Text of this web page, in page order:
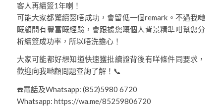
客人再續簽1年喇！
可能大家都驚續簽唔成功，會留低一個remark。不過我哋
嘅顧問有豐富嘅經驗，會跟據您嘅個人背景精準咁幫您分
析續簽成功率，所以唔洗擔心！
大家可能都好想知道快速獲批續證背後有咩條件同要求，
歡迎向我哋顧問題查詢了解！📞
☎️電話及Whatsapp: (852)5980 6720
Whatsapp: https://wa.me/85259806720